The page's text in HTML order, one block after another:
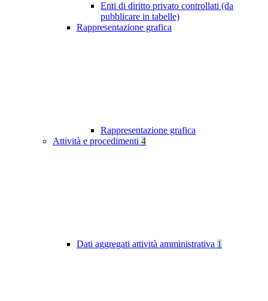
Enti di diritto privato controllati (da
pubblicare in tabelle)
Rappresentazione grafica
Rappresentazione grafica
Attività e procedimenti 4
Dati aggregati attività amministrativa 1